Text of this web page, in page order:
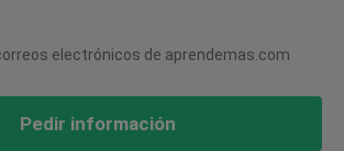
electrónicos de aprendemas.com
Pedir información